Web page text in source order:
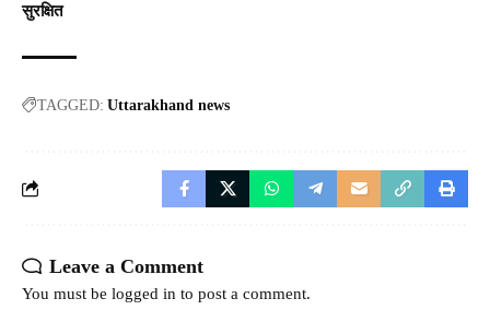
सुरक्षित
TAGGED: Uttarakhand news
Leave a Comment
You must be logged in to post a comment.